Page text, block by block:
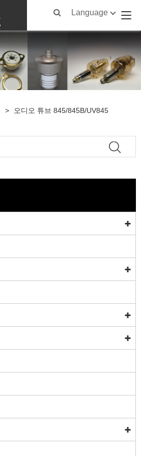
Language
> 오디오 튜브 845/845B/UV845